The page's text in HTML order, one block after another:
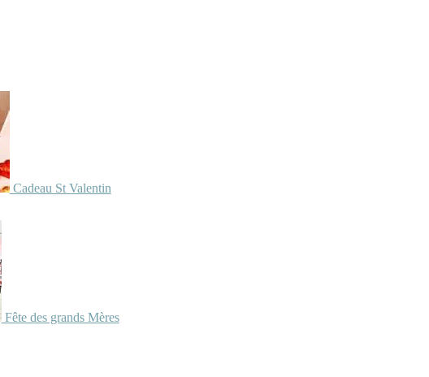
Cadeau St Valentin
Fête des grands Mères